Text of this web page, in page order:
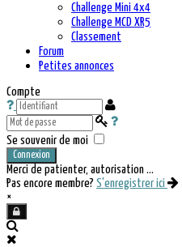
Challenge Mini 4x4
Challenge MCD XR5
Classement
Forum
Petites annonces
Compte
Se souvenir de moi
Connexion
Merci de patienter, autorisation ...
Pas encore membre? S'enregistrer ici
×